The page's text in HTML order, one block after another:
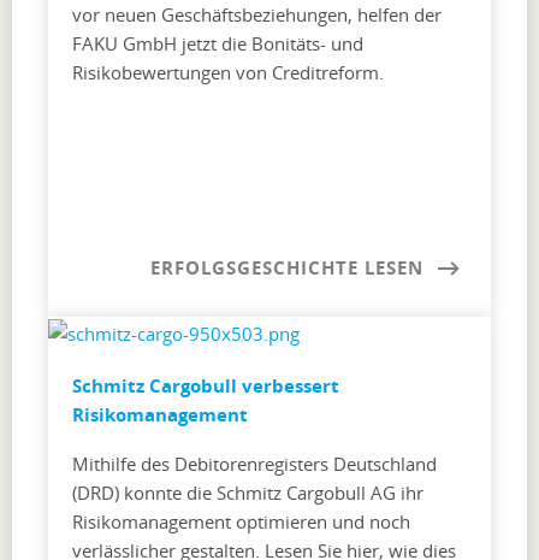
vor neuen Geschäftsbeziehungen, helfen der
FAKU GmbH jetzt die Bonitäts- und
Risikobewertungen von Creditreform.
ERFOLGSGESCHICHTE LESEN
Schmitz Cargobull verbessert
Risikomanagement
Mithilfe des Debitorenregisters Deutschland
(DRD) konnte die Schmitz Cargobull AG ihr
Risikomanagement optimieren und noch
verlässlicher gestalten. Lesen Sie hier, wie dies